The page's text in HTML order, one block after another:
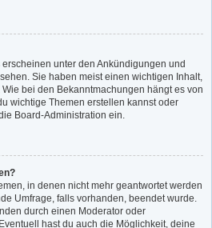
unter den Ankündigungen und
Sie haben meist einen wichtigen Inhalt,
bei den Bekanntmachungen hängt es von
wichtige Themen erstellen kannst oder
Board-Administration ein.
in denen nicht mehr geantwortet werden
Umfrage, falls vorhanden, beendet wurde.
durch einen Moderator oder
hast du auch die Möglichkeit, deine